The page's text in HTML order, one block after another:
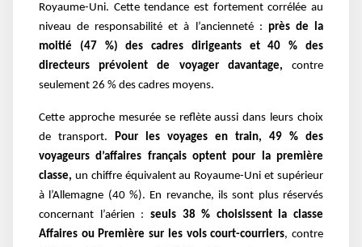
Royaume-Uni. Cette tendance est fortement corrélée au
niveau de responsabilité et à l’ancienneté : près de la
moitié (47 %) des cadres dirigeants et 40 % des
directeurs prévoient de voyager davantage, contre
seulement 26 % des cadres moyens.
Cette approche mesurée se reflète aussi dans leurs choix
de transport. Pour les voyages en train, 49 % des
voyageurs d’affaires français optent pour la première
classe, un chiffre équivalent au Royaume-Uni et supérieur
à l’Allemagne (40 %). En revanche, ils sont plus réservés
concernant l’aérien : seuls 38 % choisissent la classe
Affaires ou Première sur les vols court-courriers, contre